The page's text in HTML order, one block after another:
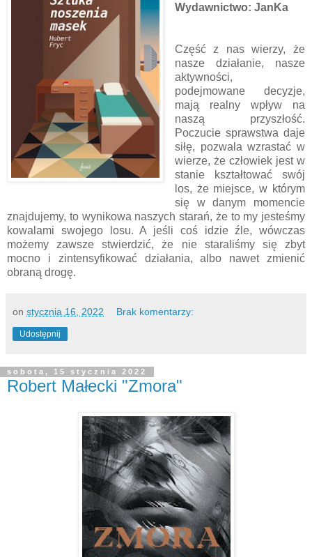
Wydawnictwo: JanKa
Część z nas wierzy, że
nasze działanie, nasze
aktywności,
podejmowane decyzje,
mają realny wpływ na
naszą przyszłość.
Poczucie sprawstwa daje
siłę, pozwala wzrastać w
wierze, że człowiek jest w
stanie kształtować swój
los, że miejsce, w którym
się w danym momencie
znajdujemy, to wynikowa naszych starań, że to my jesteśmy
kowalami swojego losu. A jeśli coś idzie źle, wówczas
możemy zawsze stwierdzić, że nie staraliśmy się zbyt
mocno i zintensyfikować działania, albo nawet zmienić
obraną drogę.
on stycznia 16, 2022 Brak komentarzy:
Udostępnij
sobota, 15 stycznia 2022
Robert Małecki "Zmora"